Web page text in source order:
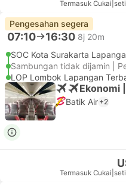
Termasuk Cukai
Pengesahan segera
07:10 16:30 8j 20m
SOC Kota Surakarta
LOP Lombok Lapangan
Ekonomi
Batik Air +2
Termasuk Cukai